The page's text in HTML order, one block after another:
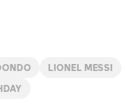
LIONEL MESSI